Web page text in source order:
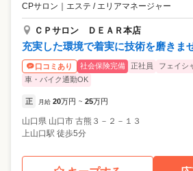
CPサロン ｜ エステ / エリアマネージャー
ＣＰサロン ＤＥＡＲ本店
充実した環境で着実に技術を磨きま
口コミあり 社会保険完備 正社員 フェイシ
車・バイク通勤OK
正 月給 20万円 ~ 25万円
山口県 山口市 古熊３－２－１３
上山口駅 徒歩5分